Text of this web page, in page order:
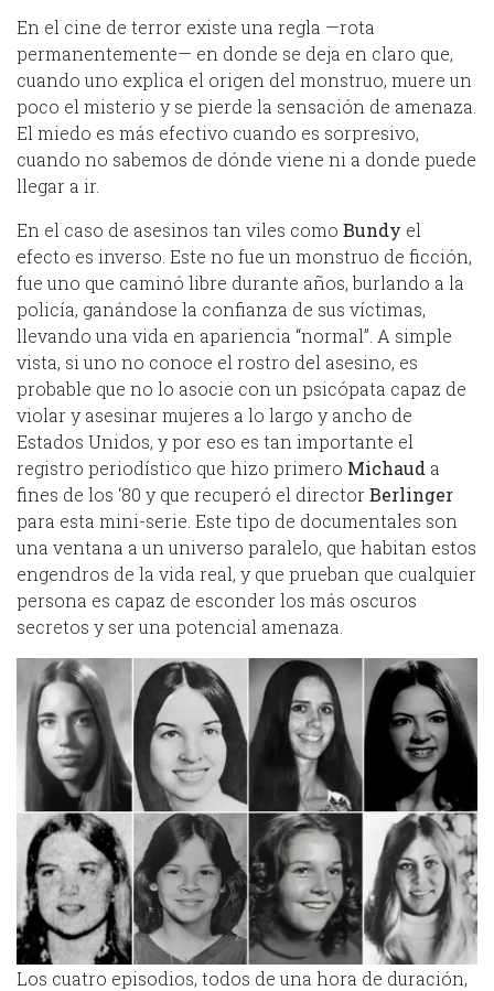
En el cine de terror existe una regla —rota
permanentemente— en donde se deja en claro que,
cuando uno explica el origen del monstruo, muere un
poco el misterio y se pierde la sensación de amenaza.
El miedo es más efectivo cuando es sorpresivo,
cuando no sabemos de dónde viene ni a donde puede
llegar a ir.
En el caso de asesinos tan viles como Bundy el
efecto es inverso. Este no fue un monstruo de ficción,
fue uno que caminó libre durante años, burlando a la
policía, ganándose la confianza de sus víctimas,
llevando una vida en apariencia “normal”. A simple
vista, si uno no conoce el rostro del asesino, es
probable que no lo asocie con un psicópata capaz de
violar y asesinar mujeres a lo largo y ancho de
Estados Unidos, y por eso es tan importante el
registro periodístico que hizo primero Michaud a
fines de los ‘80 y que recuperó el directorBerlinger
para esta mini-serie. Este tipo de documentales son
una ventana a un universo paralelo, que habitan estos
engendros de la vida real, y que prueban que cualquier
persona es capaz de esconder los más oscuros
secretos y ser una potencial amenaza.
Los cuatro episodios, todos de una hora de duración,